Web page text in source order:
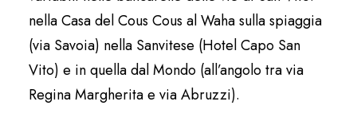
nella Casa del Cous Cous al Waha sulla spiaggia
(via Savoia) nella Sanvitese (Hotel Capo San
Vito) e in quella dal Mondo (all’angolo tra via
Regina Margherita e via Abruzzi).